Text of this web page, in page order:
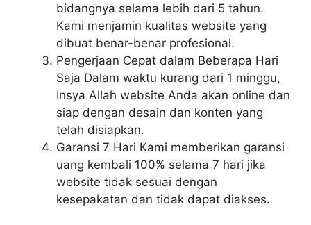
bidangnya selama lebih dari 5 tahun.
Kami menjamin kualitas website yang
dibuat benar-benar profesional.
Pengerjaan Cepat dalam Beberapa Hari
Saja Dalam waktu kurang dari 1 minggu,
Insya Allah website Anda akan online dan
siap dengan desain dan konten yang
telah disiapkan.
Garansi 7 Hari Kami memberikan garansi
uang kembali 100% selama 7 hari jika
website tidak sesuai dengan
kesepakatan dan tidak dapat diakses.